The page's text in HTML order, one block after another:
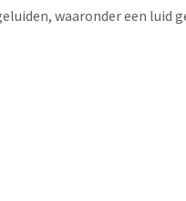
waaronder een luid